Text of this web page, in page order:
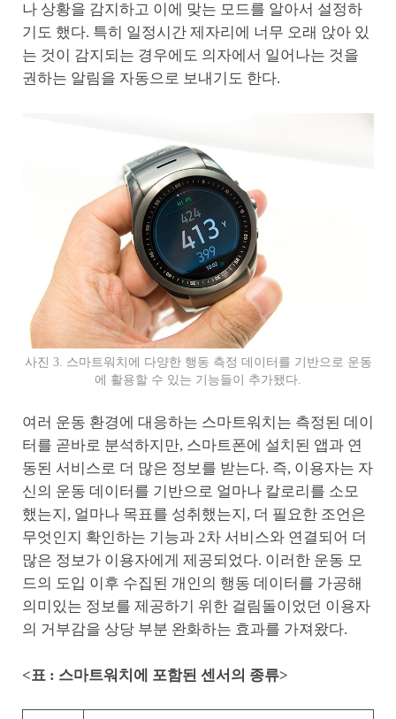
나 상황을 감지하고 이에 맞는 모드를 알아서 설정하
기도 했다. 특히 일정시간 제자리에 너무 오래 앉아 있
는 것이 감지되는 경우에도 의자에서 일어나는 것을
권하는 알림을 자동으로 보내기도 한다.
사진 3. 스마트워치에 다양한 행동 측정 데이터를 기반으로 운동
에 활용할 수 있는 기능들이 추가됐다.
여러 운동 환경에 대응하는 스마트워치는 측정된 데이
터를 곧바로 분석하지만, 스마트폰에 설치된 앱과 연
동된 서비스로 더 많은 정보를 받는다. 즉, 이용자는 자
신의 운동 데이터를 기반으로 얼마나 칼로리를 소모
했는지, 얼마나 목표를 성취했는지, 더 필요한 조언은
무엇인지 확인하는 기능과 2차 서비스와 연결되어 더
많은 정보가 이용자에게 제공되었다. 이러한 운동 모
드의 도입 이후 수집된 개인의 행동 데이터를 가공해
의미있는 정보를 제공하기 위한 걸림돌이었던 이용자
의 거부감을 상당 부분 완화하는 효과를 가져왔다.
<표 : 스마트워치에 포함된 센서의 종류>